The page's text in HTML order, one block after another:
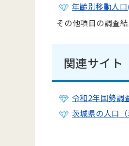
年齢別移動人
その他項目の調査
関連サイト
令和2年国勢調
茨城県の人口